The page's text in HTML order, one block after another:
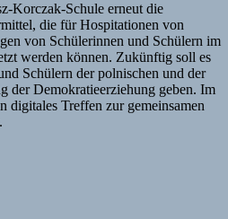
Korczak-Schule erneut die
die für Hospitationen von
von Schülerinnen und Schülern im
werden können. Zukünftig soll es
Schülern der polnischen und der
der Demokratieerziehung geben. Im
digitales Treffen zur gemeinsamen